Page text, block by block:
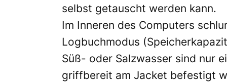
selbst getauscht werden kann.
Im Inneren des Computers
Logbuchmodus
Süß- oder Salzwasser sind nur
griffbereit am Jacket befestigt